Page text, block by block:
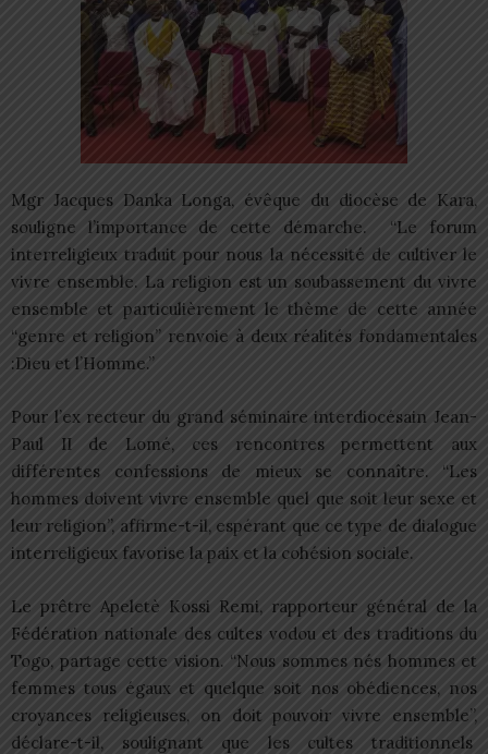
Mgr Jacques Danka Longa, évêque du diocèse de Kara,
souligne l’importance de cette démarche. “Le forum
interreligieux traduit pour nous la nécessité de cultiver le
vivre ensemble. La religion est un soubassement du vivre
ensemble et particulièrement le thème de cette année
“genre et religion” renvoie à deux réalités fondamentales
:Dieu et l’Homme.”
Pour l’ex recteur du grand séminaire interdiocésain Jean-
Paul II de Lomé, ces rencontres permettent aux
différentes confessions de mieux se connaître. “Les
hommes doivent vivre ensemble quel que soit leur sexe et
leur religion”, affirme-t-il, espérant que ce type de dialogue
interreligieux favorise la paix et la cohésion sociale.
Le prêtre Apeletè Kossi Remi, rapporteur général de la
Fédération nationale des cultes vodou et des traditions du
Togo, partage cette vision. “Nous sommes nés hommes et
femmes tous égaux et quelque soit nos obédiences, nos
croyances religieuses, on doit pouvoir vivre ensemble”,
déclare-t-il, soulignant que les cultes traditionnels